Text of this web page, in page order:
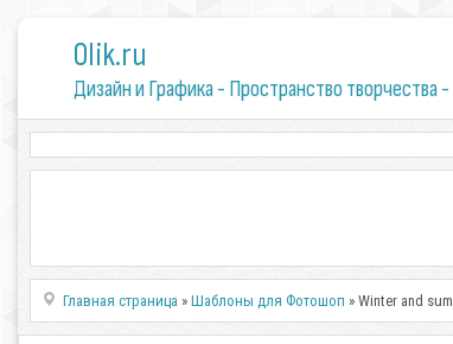
0lik.ru
Дизайн и Графика - Пространство творчества
Главная страница »Шаблоны для Фотошоп » Winter and